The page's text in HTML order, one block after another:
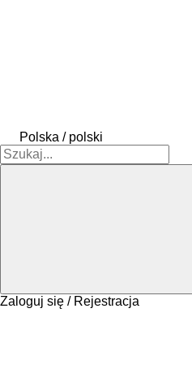
Polska / polski
Zaloguj się / Rejestracja